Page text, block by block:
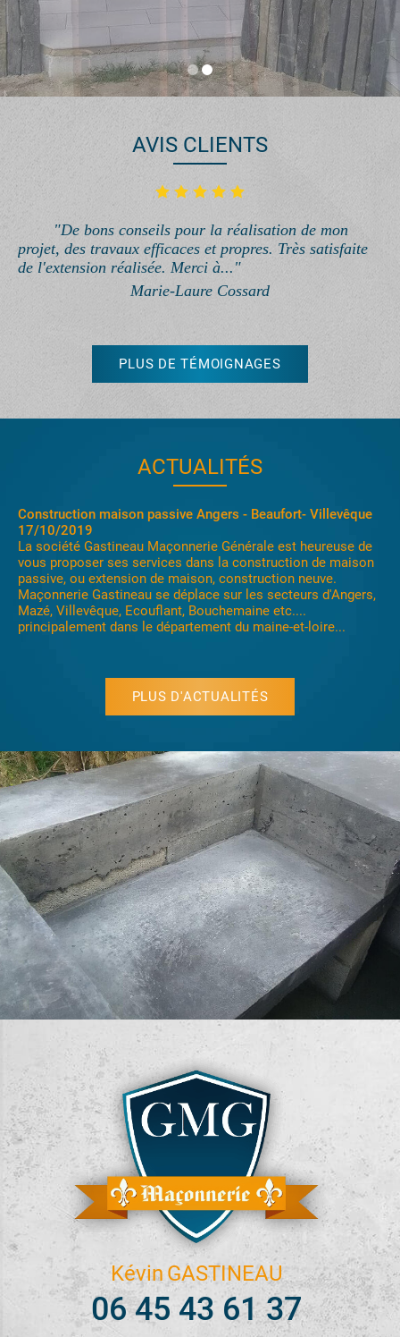
AVIS CLIENTS
"De bons conseils pour la réalisation de mon
projet, des travaux efficaces et propres. Très satisfaite
de l'extension réalisée. Merci à..."
Marie-Laure Cossard
PLUS DE TÉMOIGNAGES
ACTUALITÉS
Construction maison passive Angers - Beaufort- Villevêque
17/10/2019
La société Gastineau Maçonnerie Générale est heureuse de
vous proposer ses services dans la construction de maison
passive, ou extension de maison, construction neuve.
Maçonnerie Gastineau se déplace sur les secteurs d'Angers,
Mazé, Villevêque, Ecouflant, Bouchemaine etc....
principalement dans le département du maine-et-loire...
PLUS D'ACTUALITÉS
Kévin GASTINEAU
06 45 43 61 37